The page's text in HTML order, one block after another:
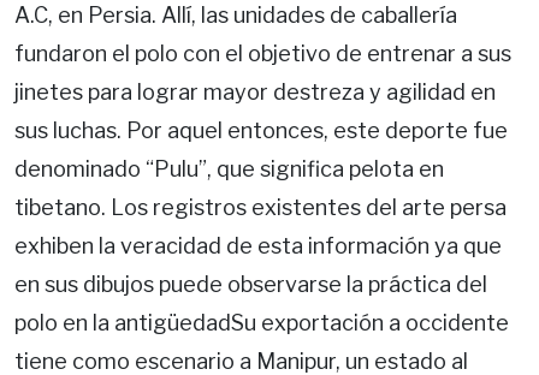
A.C, en Persia. Allí, las unidades de caballería
fundaron el polo con el objetivo de entrenar a sus
jinetes para lograr mayor destreza y agilidad en
sus luchas. Por aquel entonces, este deporte fue
denominado “Pulu”, que significa pelota en
tibetano. Los registros existentes del arte persa
exhiben la veracidad de esta información ya que
en sus dibujos puede observarse la práctica del
polo en la antigüedadSu exportación a occidente
tiene como escenario a Manipur, un estado al